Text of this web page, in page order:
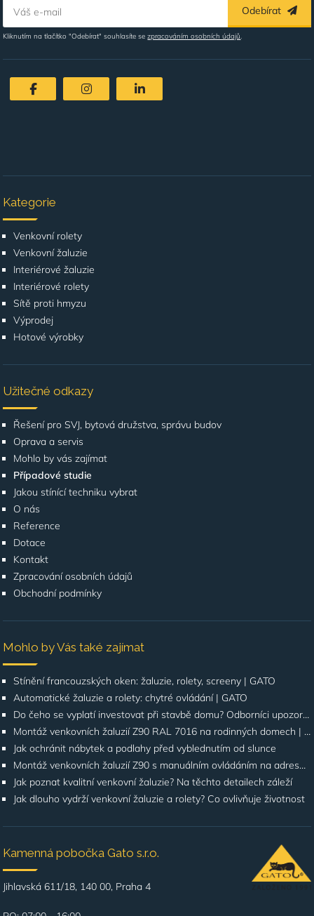
Váš e-mail Odebírat
Kliknutím na tlačítko "Odebírat" souhlasíte sezpracováním osobních údajů.
Kategorie
Venkovní rolety
Venkovní žaluzie
Interiérové žaluzie
Interiérové rolety
Sítě proti hmyzu
Výprodej
Hotové výrobky
Užitečné odkazy
Řešení pro SVJ, bytová družstva, správu budov
Oprava a servis
Mohlo by vás zajímat
Případové studie
Jakou stínící techniku vybrat
O nás
Reference
Dotace
Kontakt
Zpracování osobních údajů
Obchodní podmínky
Mohlo by Vás také zajímat
Stínění francouzských oken: žaluzie, rolety, screeny | GATO
Automatické žaluzie a rolety: chytré ovládání | GATO
Do čeho se vyplatí investovat při stavbě domu? Odborníci upozorňují na stínění oken
Montáž venkovních žaluzií Z90 RAL 7016 na rodinných domech | Případová studie
Jak ochránit nábytek a podlahy před vyblednutím od slunce
Montáž venkovních žaluzií Z90 s manuálním ovládáním na adrese Štúrova, Praha 4
Jak poznat kvalitní venkovní žaluzie? Na těchto detailech záleží
Jak dlouho vydrží venkovní žaluzie a rolety? Co ovlivňuje životnost
Kamenná pobočka Gato s.r.o.
Jihlavská 611/18, 140 00, Praha 4